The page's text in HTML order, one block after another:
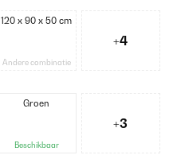
120 x 90 x 50 cm
Andere combinatie
+4
Groen
Beschikbaar
+3